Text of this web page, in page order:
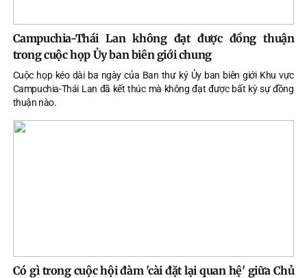
Campuchia-Thái Lan không đạt được đồng thuận
trong cuộc họp Ủy ban biên giới chung
Cuộc họp kéo dài ba ngày của Ban thư ký Ủy ban biên giới Khu vực
Campuchia-Thái Lan đã kết thúc mà không đạt được bất kỳ sự đồng
thuận nào.
Có gì trong cuộc hội đàm 'cài đặt lại quan hệ' giữa Chủ